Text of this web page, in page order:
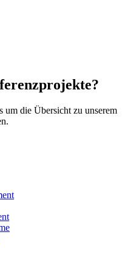
um die Übersicht zu unserem